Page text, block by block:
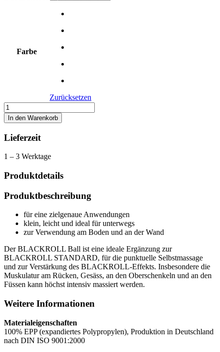
Farbe
Zurücksetzen
Blackroll®
Ball
Menge
In den Warenkorb
Lieferzeit
1 – 3 Werktage
Produktdetails
Produktbeschreibung
für eine zielgenaue Anwendungen
klein, leicht und ideal für unterwegs
zur Verwendung am Boden und an der Wand
Der BLACKROLL Ball ist eine ideale Ergänzung zur
BLACKROLL STANDARD, für die punktuelle Selbstmassage
und zur Verstärkung des BLACKROLL-Effekts. Insbesondere die
Muskulatur am Rücken, Gesäss, an den Oberschenkeln und an den
Füssen kann höchst intensiv massiert werden.
Weitere Informationen
Materialeigenschaften
100% EPP (expandiertes Polypropylen), Produktion in Deutschland
nach DIN ISO 9001:2000